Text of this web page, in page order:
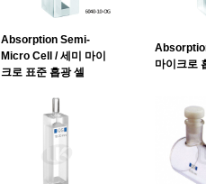
Absorption Semi-
Micro Cell / 세미 마이
크로 표준 흡광 셀
마이크로